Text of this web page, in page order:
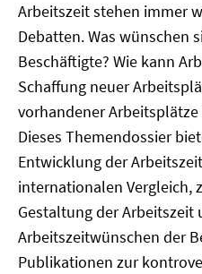
Arbeitszeit stehen immer
Debatten. Was wünschen
Beschäftigte? Wie kann
Schaffung neuer
vorhandener
Dieses Themendossier
Entwicklung der
internationalen Vergleich,
Gestaltung der Arbeitszeit
Arbeitszeitwünschen der
Publikationen zur